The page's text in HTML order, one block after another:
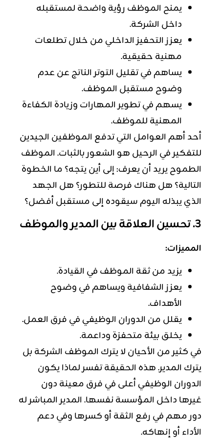
يمنح الموظف رؤية واضحة لمستقبله
داخل الشركة.
يعزز التحفيز الداخلي من خلال تطلعات
مهنية حقيقية.
يساهم في تقليل التوتر الناتج عن عدم
وضوح مستقبل الموظف.
يسهم في تطوير المهارات وزيادة الكفاءة
المهنية للموظف.
أحد أهم العوامل التي تدفع الموظفين الجيدين
للتفكير في الرحيل هو الشعور بالثبات. الموظف
الطموح يريد أن يعرف: إلى أين يتجه؟ ما الخطوة
التالية؟ هل هناك فرصة للتطور؟ هل الجهد
الذي يبذله اليوم سيقوده إلى مستقبل أفضل؟
3. تحسين العلاقة بين المدير والموظف
المميزات:
يزيد من ثقة الموظف في القيادة.
يعزز الشفافية ويساهم في وضوح
الأهداف.
يقلل من الدوران الوظيفي في فرق العمل.
يخلق بيئة متحفزة وداعمة.
في كثير من الأحيان لا يترك الموظف الشركة بل
يترك المدير. هذه الحقيقة تفسر لماذا يكون
الدوران الوظيفي أعلى في فرق معينة دون
غيرها داخل المؤسسة نفسها. المدير المباشر له
دور مهم في رفع الثقة أو كسرها وفي دعم
الأداء أو إنهاكه.